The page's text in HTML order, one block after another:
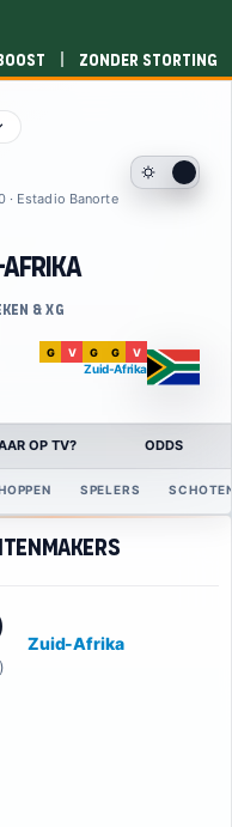
| Zonder storting
· Estadio Banorte
Afrika
& xG
G V G G V
Zuid-Afrika
OP TV? ODDS
SPELERS
Zuid-Afrika